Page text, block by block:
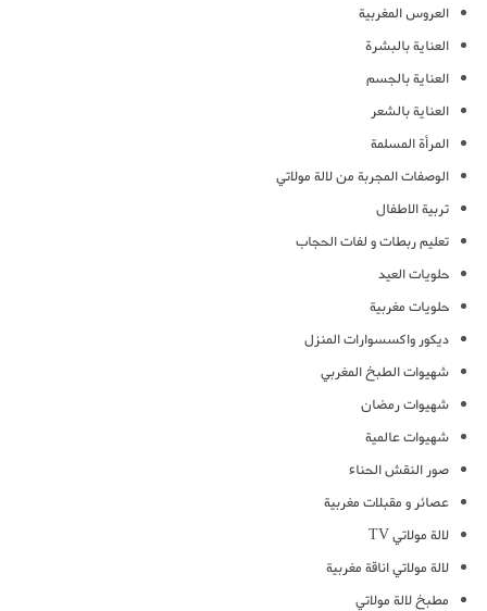
العروس المغربية
العناية بالبشرة
العناية بالجسم
العناية بالشعر
المرأة المسلمة
الوصفات المجربة من لالة مولاتي
تربية الاطفال
تعليم ربطات و لفات الحجاب
حلويات العيد
حلويات مغربية
ديكور واكسسوارات المنزل
شهيوات الطبخ المغربي
شهيوات رمضان
شهيوات عالمية
صور النقش الحناء
عصائر و مقبلات مغربية
لالة مولاتي TV
لالة مولاتي اناقة مغربية
مطبخ لالة مولاتي